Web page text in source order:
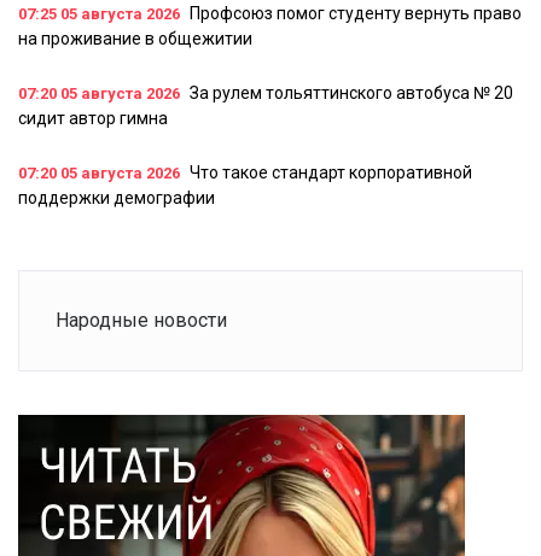
07:25 05 августа 2026
Профсоюз помог студенту вернуть право
на проживание в общежитии
07:20 05 августа 2026 За рулем тольяттинского автобуса № 20
сидит автор гимна
07:20 05 августа 2026 Что такое стандарт корпоративной
поддержки демографии
Народные новости